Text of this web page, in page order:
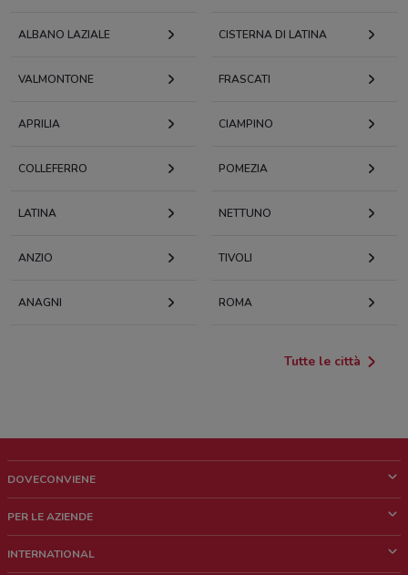
ALBANO LAZIALE CISTERNA DI LATINA
VALMONTONE FRASCATI
APRILIA CIAMPINO
COLLEFERRO POMEZIA
LATINA NETTUNO
ANZIO TIVOLI
ANAGNI ROMA
Tutte le città
DOVECONVIENE
Chi siamo
PER LE AZIENDE
INTERNATIONAL